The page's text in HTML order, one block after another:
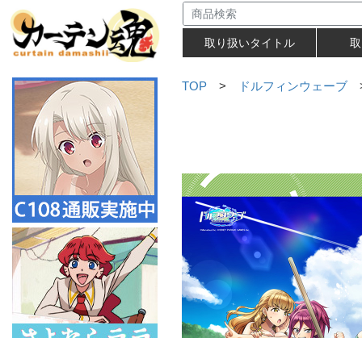
取り扱いタイトル
TOP > ドルフィンウェーブ